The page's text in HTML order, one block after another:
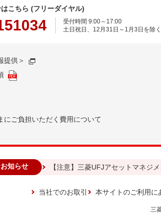
こちら (フリーダイヤル)
受付時間 9:00～17:00
土日祝日、12月31日～1月3日を除く
提供＞
にご負担いただく費用について
知らせ 【注意】三菱UFJアセットマネジ
当社でのお取引 本サイトのご利用に
三